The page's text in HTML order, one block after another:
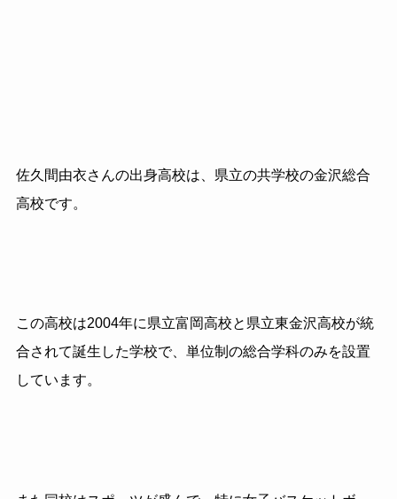
佐久間由衣さんの出身高校は、県立の共学校の金沢総合
高校です。
この高校は2004年に県立富岡高校と県立東金沢高校が統
合されて誕生した学校で、単位制の総合学科のみを設置
しています。